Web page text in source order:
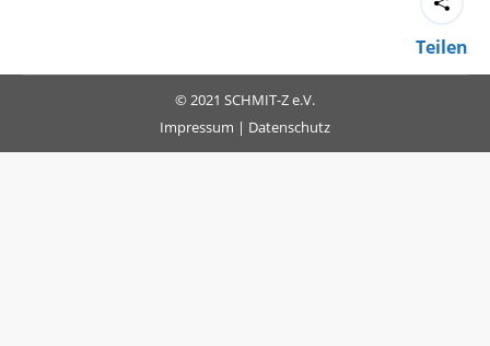
Teilen
© 2021 SCHMIT-Z e.V.
Impressum | Datenschutz